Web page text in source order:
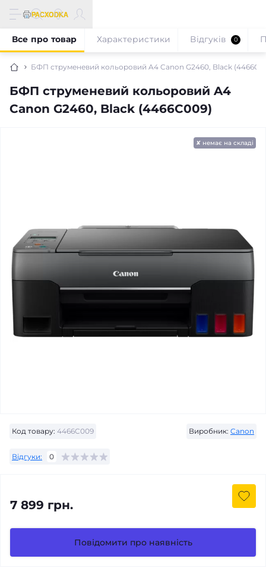
БФП струменевий кольоровий A4 Canon G2460, Black
БФП струменевий кольоровий A4
Canon G2460, Black (4466C009)
Все про товар Характеристики Відгуків 0
✘ немає на складі
Код товару: 4466C009 Виробник: Canon
Відгуки: 0
7 899 грн.
Повідомити про наявність